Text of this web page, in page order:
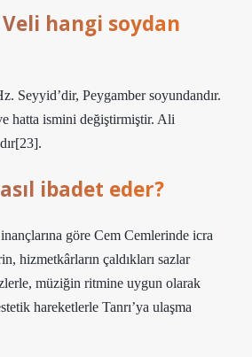
Veli hangi soydan
Seyyid’dir, Peygamber soyundandır.
hatta ismini değiştirmiştir. Ali
ibadet eder?
göre Cem Cemlerinde icra
hizmetkârların çaldıkları sazlar
müziğin ritmine uygun olarak
hareketlerle Tanrı’ya ulaşma